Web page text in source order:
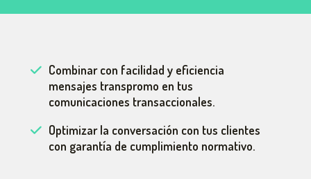
Combinar con facilidad y eficiencia
mensajes transpromo en tus
comunicaciones transaccionales.
Optimizar la conversación con tus clientes
con garantía de cumplimiento normativo.